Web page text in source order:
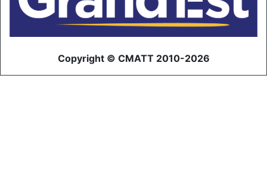
Copyright © CMATT 2010-2026